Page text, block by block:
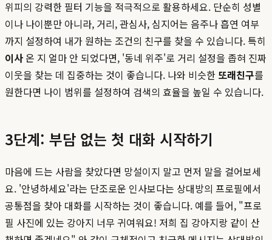
위피의 강력한 필터 기능을 적극적으로 활용하세요. 단순히 성별
이나 나이뿐만 아니라, 거리, 관심사, 심지어는 음주나 흡연 여부
까지 설정하여 내가 원하는 조건의 친구를 찾을 수 있습니다. 특히
이사 온 지 얼마 안 되었다면, '동네 위주'로 거리 설정을 좁혀 진짜
이웃을 찾는 데 집중하는 것이 좋습니다. 나와 비슷한 또래친구를
원한다면 나이 범위를 설정하여 검색의 효율을 높일 수 있습니다.
3단계: 부담 없는 첫 대화 시작하기
마음에 드는 사람을 찾았다면 망설이지 말고 먼저 말을 걸어보세
요. '안녕하세요'라는 단조로운 인사보다는 상대방의 프로필에서
공통점을 찾아 대화를 시작하는 것이 좋습니다. 예를 들어, "프로
필 사진에 있는 강아지 너무 귀여워요! 저희 집 강아지랑 같이 산